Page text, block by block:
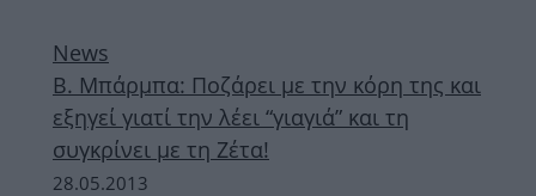
News
Β. Μπάρμπα: Ποζάρει με την κόρη της και
εξηγεί γιατί την λέει “γιαγιά” και τη
συγκρίνει με τη Ζέτα!
28.05.2013